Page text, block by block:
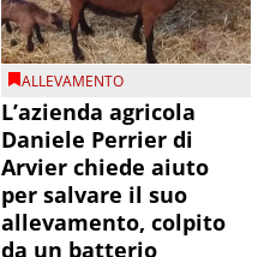
ALLEVAMENTO
L’azienda agricola
Daniele Perrier di
Arvier chiede aiuto
per salvare il suo
allevamento, colpito
da un batterio